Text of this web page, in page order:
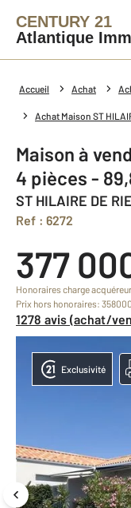
CENTURY 21
Atlantique
Accueil Achat
Achat Maison ST
Maison à
4 pièces -
ST HILAIRE DE
Ref : 6272
377
Honoraires charge
Prix hors honoraires:
1278 avis (achat/
Exclusivité